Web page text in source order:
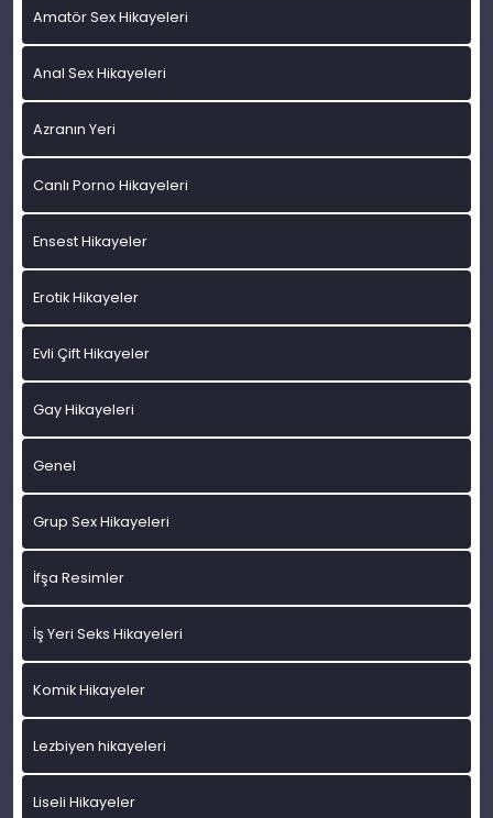
Amatör Sex Hikayeleri
Anal Sex Hikayeleri
Azranın Yeri
Canlı Porno Hikayeleri
Ensest Hikayeler
Erotik Hikayeler
Evli Çift Hikayeler
Gay Hikayeleri
Genel
Grup Sex Hikayeleri
İfşa Resimler
İş Yeri Seks Hikayeleri
Komik Hikayeler
Lezbiyen hikayeleri
Liseli Hikayeler